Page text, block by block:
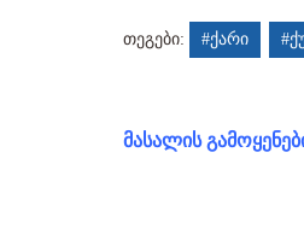
თეგები: #ქარი
მასალის